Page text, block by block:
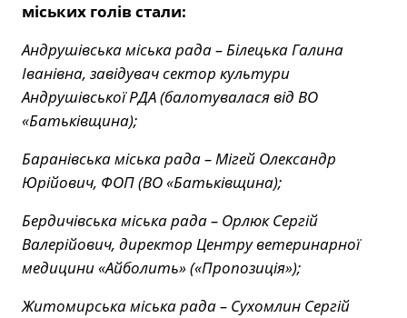
міських голів стали:
Андрушівська міська рада – Білецька Галина
Іванівна, завідувач сектор культури
Андрушівської РДА (балотувалася від ВО
«Батьківщина);
Баранівська міська рада – Мігей Олександр
Юрійович, ФОП (ВО «Батьківщина);
Бердичівська міська рада – Орлюк Сергій
Валерійович, директор Центру ветеринарної
медицини «Айболить» («Пропозиція»);
Житомирська міська рада – Сухомлин Сергій